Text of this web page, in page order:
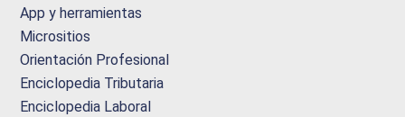
App y herramientas
Micrositios
Orientación Profesional
Enciclopedia Tributaria
Enciclopedia Laboral